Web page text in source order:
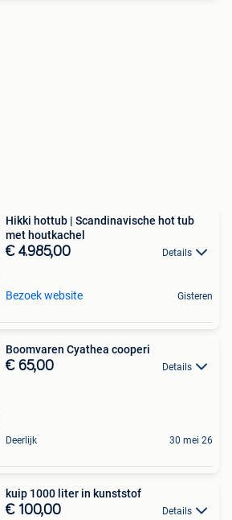
Hikki hottub | Scandinavische hot tub
met houtkachel
€ 4.985,00 Details
Bezoek website Gisteren
Boomvaren Cyathea cooperi
€ 65,00 Details
Deerlijk 30 mei 26
kuip 1000 liter in kunststof
€ 100,00 Details